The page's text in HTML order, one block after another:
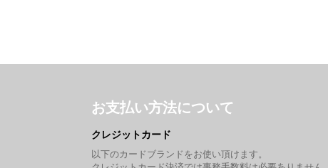
お支払い方法について
クレジットカード
以下のカードブランドをお使い頂けます。